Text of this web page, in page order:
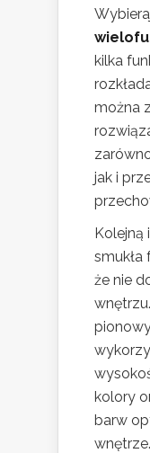
kilka
można
jak i
Kolejną
smukła
że nie
kolory
barw